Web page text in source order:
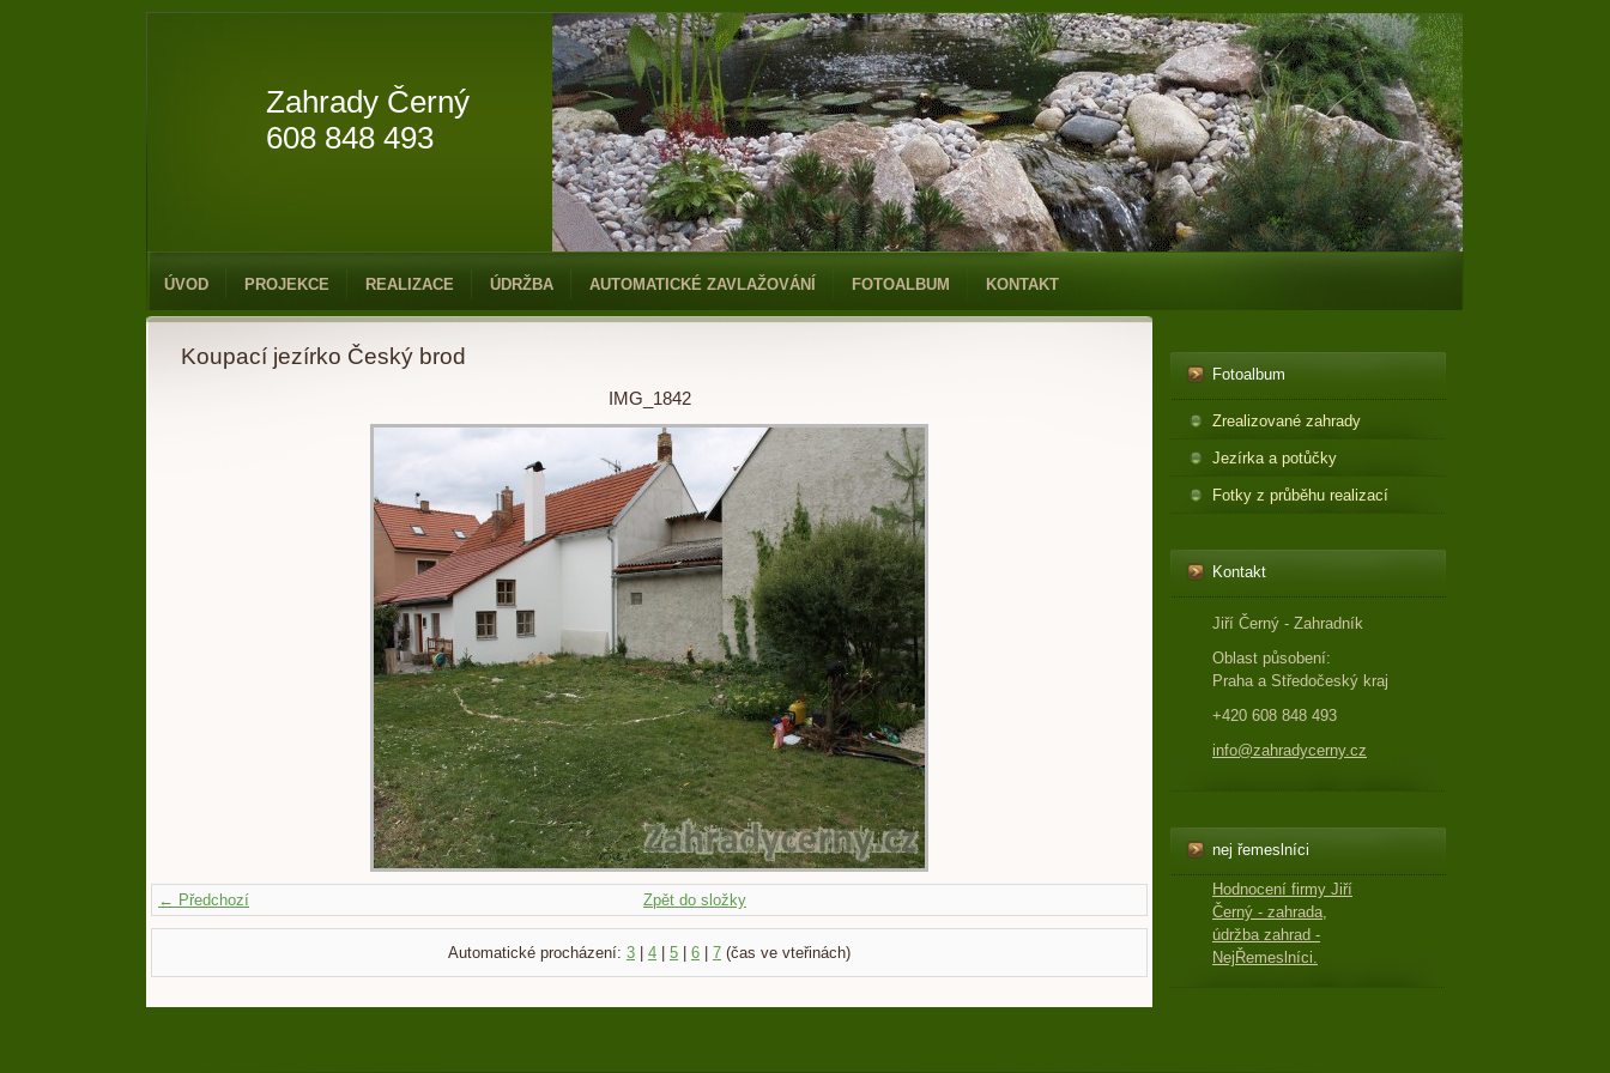
Zahrady Černý
608 848 493
ÚVOD PROJEKCE REALIZACE ÚDRŽBA AUTOMATICKÉ ZAVLAŽOVÁNÍ FOTOALBUM KONTAKT
Fotoalbum
Zrealizované zahrady
Jezírka a potůčky
Fotky z průběhu realizací
Kontakt
Jiří Černý - Zahradník
Oblast působení:
Praha a Středočeský kraj
+420 608 848 493
info@zahradycerny.cz
nej řemeslníci
Hodnocení firmy Jiří
Černý - zahrada,
údržba zahrad -
NejŘemeslníci.
Koupací jezírko Český brod
IMG_1842
← Předchozí Zpět do složky
Automatické procházení: 3 4 5 6 7 (čas ve vteřinách)